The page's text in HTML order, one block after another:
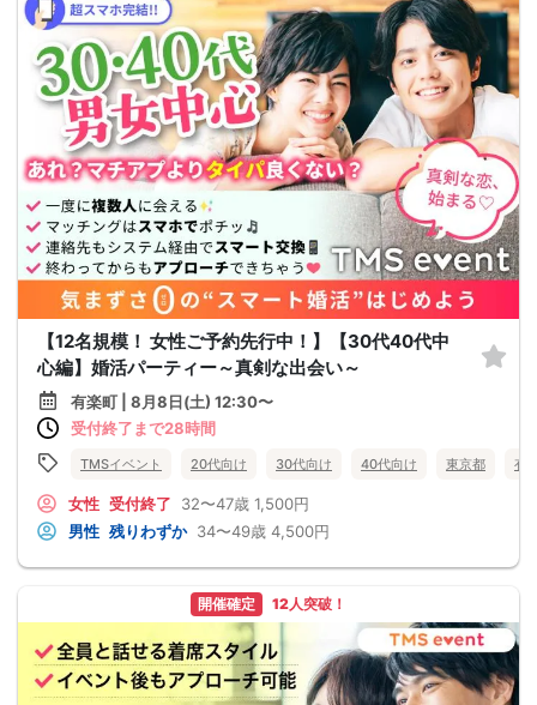
【12名規模！ 女性ご予約先行中！】【30代40代中
心編】婚活パーティー～真剣な出会い～
有楽町 | 8月8日(土) 12:30〜
受付終了まで28時間
TMSイベント 20代向け 30代向け 40代向け 東京都 有
女性 受付終了 32〜47歳 1,500円
男性 残りわずか 34〜49歳 4,500円
開催確定 12人突破！